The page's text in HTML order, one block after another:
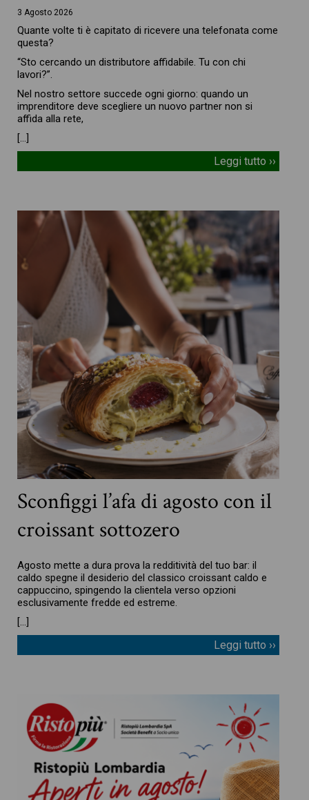
3 Agosto 2026
Quante volte ti è capitato di ricevere una telefonata come
questa?
“Sto cercando un distributore affidabile. Tu con chi
lavori?”.
Nel nostro settore succede ogni giorno: quando un
imprenditore deve scegliere un nuovo partner non si
affida alla rete,
[…]
Leggi tutto ››
Sconfiggi l’afa di agosto con il
croissant sottozero
Agosto mette a dura prova la redditività del tuo bar: il
caldo spegne il desiderio del classico croissant caldo e
cappuccino, spingendo la clientela verso opzioni
esclusivamente fredde ed estreme.
[…]
Leggi tutto ››